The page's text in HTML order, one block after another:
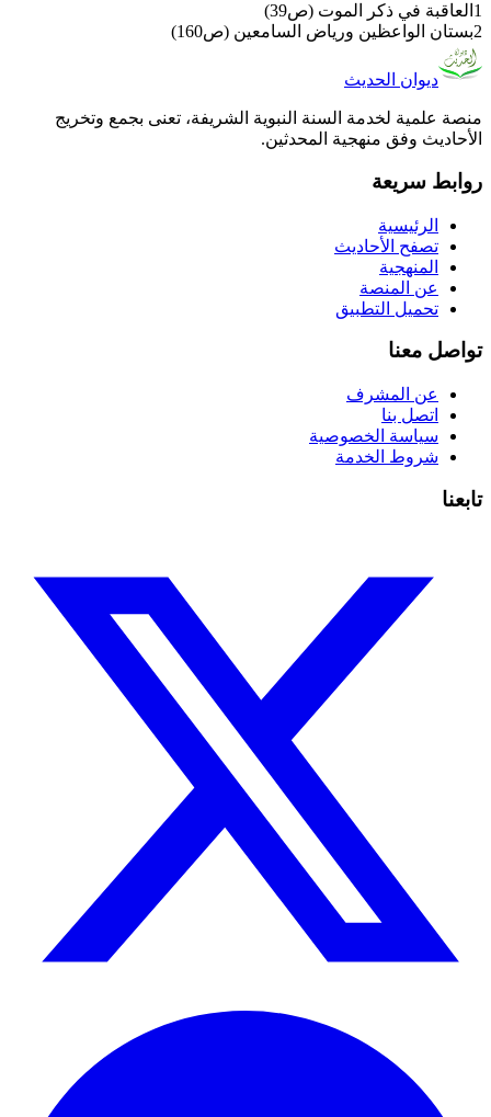
1 العاقبة في ذكر الموت (ص39)
2بستان الواعظين ورياض السامعين (ص160)
ديوان الحديث
منصة علمية لخدمة السنة النبوية الشريفة، تعنى بجمع وتخريج
الأحاديث وفق منهجية المحدثين.
روابط سريعة
الرئيسية
تصفح الأحاديث
المنهجية
عن المنصة
تحميل التطبيق
تواصل معنا
عن المشرف
اتصل بنا
سياسة الخصوصية
شروط الخدمة
تابعنا